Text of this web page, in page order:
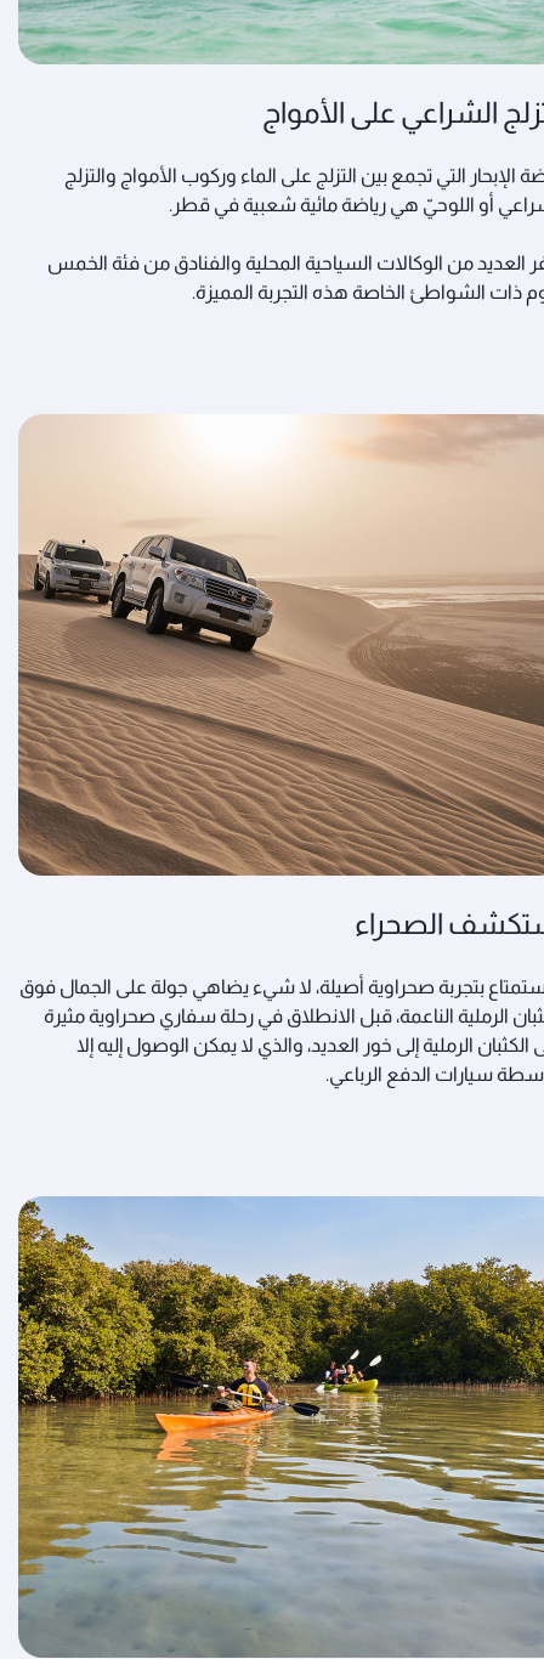
الشراعي على الأمواج
الإبحار التي تجمع بين التزلج على الماء وركوب الأمواج والتزلج
أو اللوحيّ هي رياضة مائية شعبية في قطر.
العديد من الوكالات السياحية المحلية والفنادق من فئة الخمس
ذات الشواطئ الخاصة هذه التجربة المميزة.
الصحراء
بتجربة صحراوية أصيلة، لا شيء يضاهي جولة على الجمال فوق
الرملية الناعمة، قبل الانطلاق في رحلة سفاري صحراوية مثيرة
الكثبان الرملية إلى خور العديد، والذي لا يمكن الوصول إليه إلا
سيارات الدفع الرباعي.